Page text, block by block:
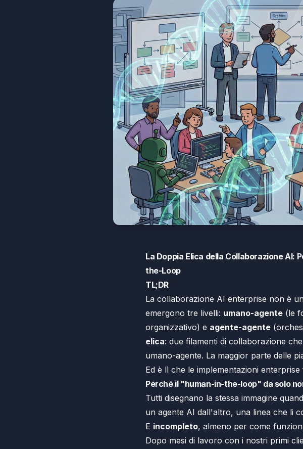
La Doppia Elica della Collaborazione AI:
the-Loop
TL;DR
La collaborazione AI enterprise non è
emergono tre livelli: umano-agente (le
organizzativo) e agente-agente
elica: due filamenti di collaborazione
umano-agente. La maggior parte delle
Ed è lì che le implementazioni
Perché il "human-in-the-loop" da solo
Tutti disegnano la stessa immagine
un agente AI dall'altro, una linea che li
E incompleto, almeno per come
Dopo mesi di lavoro con i nostri primi